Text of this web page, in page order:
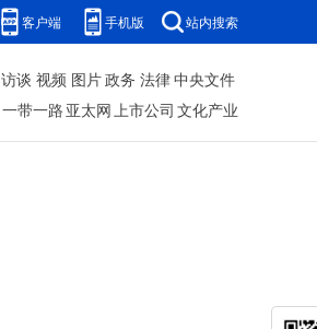
客户端 手机版 站内搜索
访谈 视频 图片政务 法律中央文件
一带一路 亚太网上市公司 文化产业